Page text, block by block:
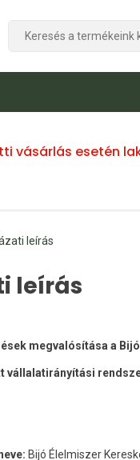
vásárlás esetén
leírás
leírás
megvalósítása a
vállalatirányítási
Bijó Élelmiszer